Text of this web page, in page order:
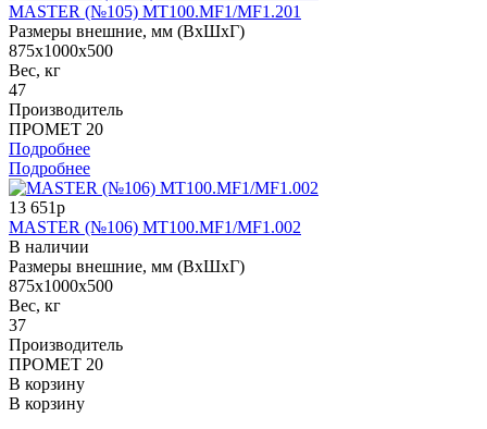
MASTER (№105) MT100.MF1/MF1.201
Размеры внешние, мм (ВхШхГ)
875x1000x500
Вес, кг
47
Производитель
ПРОМЕТ 20
Подробнее
Подробнее
13 651р
MASTER (№106) MT100.MF1/MF1.002
В наличии
Размеры внешние, мм (ВхШхГ)
875x1000x500
Вес, кг
37
Производитель
ПРОМЕТ 20
В корзину
В корзину